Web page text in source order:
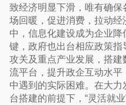
致经济明显下滑，唯有确
场回暖，促进消费，拉动
中，信息化建设成为企业
键，政府也出台相应政策指
攻关及重点产业发展，搭
流平台，提升政企互动水
中遇到的实际困难。在大
台搭建的前提下，“灵活就